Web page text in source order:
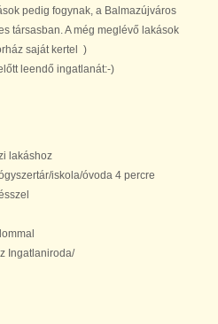
pedig fogynak, a Balmazújváros
társasban. A még meglévő lakások
saját kertel )
leendő ingatlanát:-)
lakáshoz
iskola/óvoda 4 percre
Ingatlaniroda/